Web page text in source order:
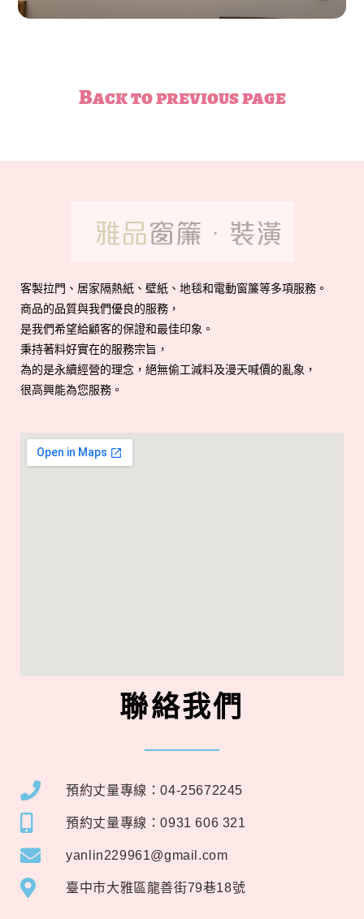
Back to previous page
客製拉門、居家隔熱紙、壁紙、地毯和電動窗簾等多項服務。
商品的品質與我們優良的服務，
是我們希望給顧客的保證和最佳印象。
秉持著料好實在的服務宗旨，
為的是永續經營的理念，絕無偷工減料及漫天喊價的亂象，
很高興能為您服務。
聯絡我們
預約丈量專線：04-25672245
預約丈量專線：0931 606 321
yanlin229961@gmail.com
臺中市大雅區龍善街79巷18號